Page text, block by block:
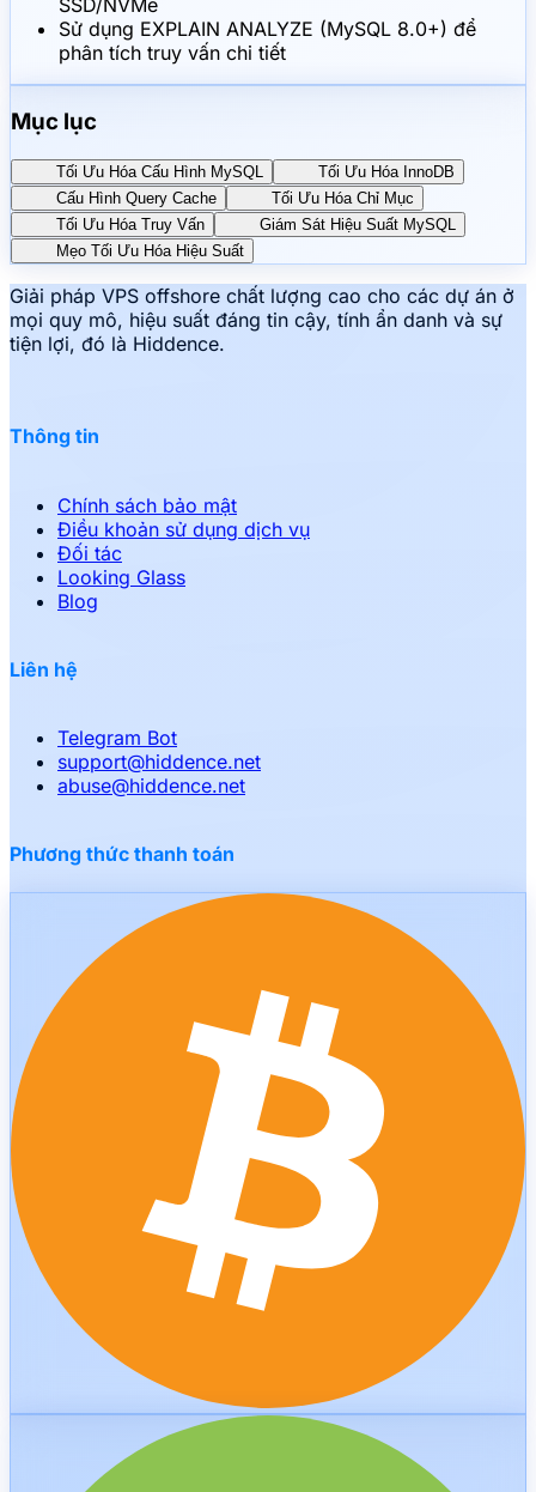
Sử dụng EXPLAIN ANALYZE (MySQL 8.0+) để
phân tích truy vấn chi tiết
Mục lục
Tối Ưu Hóa Cấu Hình MySQL
Tối Ưu Hóa InnoDB
Cấu Hình Query Cache
Tối Ưu Hóa Chỉ Mục
Tối Ưu Hóa Truy Vấn
Giám Sát Hiệu Suất MySQL
Mẹo Tối Ưu Hóa Hiệu Suất
Giải pháp VPS offshore chất lượng cao cho các dự án ở
mọi quy mô, hiệu suất đáng tin cậy, tính ẩn danh và sự
tiện lợi, đó là Hiddence.
Thông tin
Chính sách bảo mật
Điều khoản sử dụng dịch vụ
Đối tác
Looking Glass
Blog
Liên hệ
Telegram Bot
support@hiddence.net
abuse@hiddence.net
Phương thức thanh toán